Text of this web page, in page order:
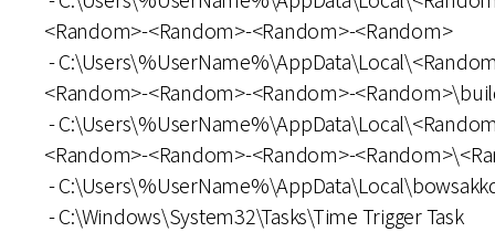
<Random>-<Random>-<Random>-<Random>
-
<Random>-<Random>-<Random>-
-
<Random>-<Random>-<Random>-
-
- C:\Windows\System32\Tasks\Time Trigger Task